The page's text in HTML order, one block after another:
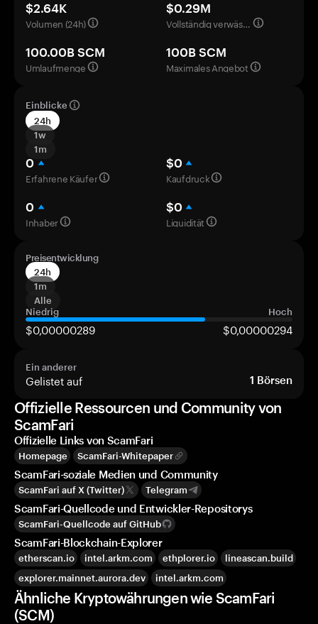
$2.64K
Volumen (24h)
$0.29M
Vollständig verwässerte Bewertung
100.00B SCM
Umlaufmenge
100B SCM
Maximales Angebot
Einblicke
24h
1w
1m
0
Erfahrene Käufer
$0
Kaufdruck
0
Inhaber
$0
Liquidität
Preisentwicklung
24h
1m
Alle
Niedrig
Hoch
$0,00000289 $0,00000294
Ein anderer
Gelistet auf 1 Börsen
Offizielle Ressourcen und Community von
ScamFari
Offizielle Links von ScamFari
Homepage ScamFari-Whitepaper
ScamFari-soziale Medien und Community
ScamFari auf X (Twitter) Telegram
ScamFari-Quellcode und Entwickler-Repositorys
ScamFari-Quellcode auf GitHub
ScamFari-Blockchain-Explorer
etherscan.io intel.arkm.com ethplorer.io
lineascan.build
explorer.mainnet.aurora.dev
intel.arkm.com
Ähnliche Kryptowährungen wie ScamFari
(SCM)